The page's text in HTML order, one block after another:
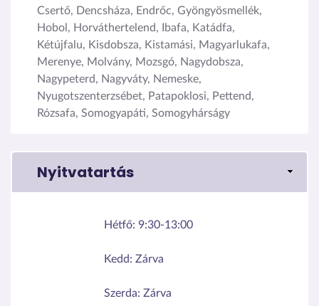
Csertő, Dencsháza, Endrőc, Gyöngyösmellék,
Hobol, Horváthertelend, Ibafa, Katádfa,
Kétújfalu, Kisdobsza, Kistamási, Magyarlukafa,
Merenye, Molvány, Mozsgó, Nagydobsza,
Nagypeterd, Nagyváty, Nemeske,
Nyugotszenterzsébet, Patapoklosi, Pettend,
Rózsafa, Somogyapáti, Somogyhárságy
Nyitvatartás
Hétfő: 9:30-13:00
Kedd: Zárva
Szerda: Zárva